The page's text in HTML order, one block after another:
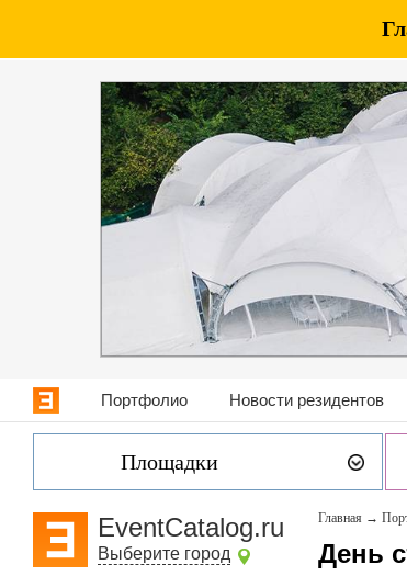
Портфолио Новости резидентов
Площадки
EventCatalog.ru
Выберите город
Главная →
День